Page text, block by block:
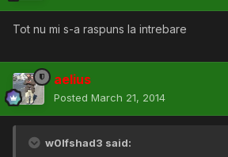
Tot nu mi s-a raspuns la intrebare
aelius
Posted March 21, 2014
w0lfshad3 said: